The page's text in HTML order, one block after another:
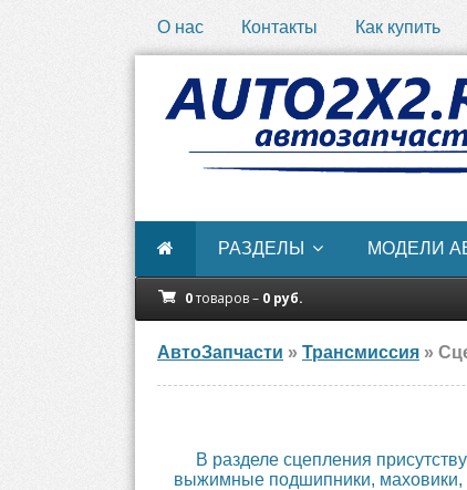
О нас Контакты Как купить
РАЗДЕЛЫ МОДЕЛИ
0товаров – 0 руб.
АвтоЗапчасти » Трансмиссия »
В разделе сцепления
выжимные подшипники, маховики,